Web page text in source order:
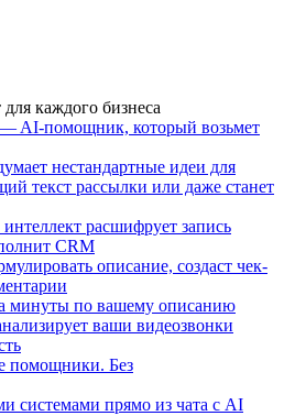
каждого бизнеса
AI-помощник, который возьмет
нестандартные идеи для
текст рассылки или даже станет
расшифрует запись
CRM
описание, создаст чек-
минуты по вашему описанию
ваши видеозвонки
помощники. Без
системами прямо из чата с AI